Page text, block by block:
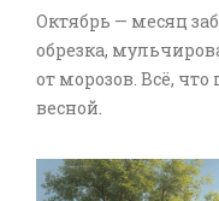
Октябрь — месяц
обрезка,
от морозов. Всё,
весной.